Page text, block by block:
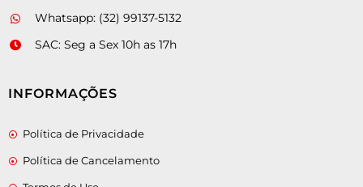
Whatsapp: (32) 99137-5132
SAC: Seg a Sex 10h as 17h
INFORMAÇÕES
Política de Privacidade
Política de Cancelamento